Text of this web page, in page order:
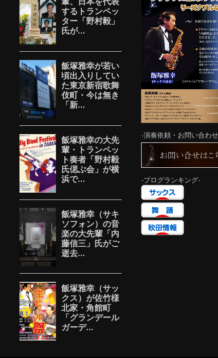
-演奏依頼・お問い合わ
-ブログランキング-